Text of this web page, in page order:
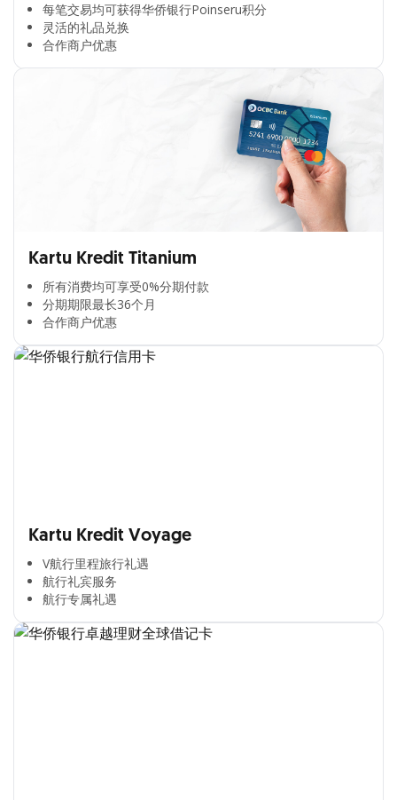
每笔交易均可获得华侨银行Poinseru积分​
灵活的礼品兑换​
合作商户优惠​
Kartu Kredit Titanium
所有消费均可享受0%分期付款​
分期期限最长36个月​
合作商户优惠​
Kartu Kredit Voyage
V航行里程旅行礼遇
航行礼宾服务
航行专属礼遇